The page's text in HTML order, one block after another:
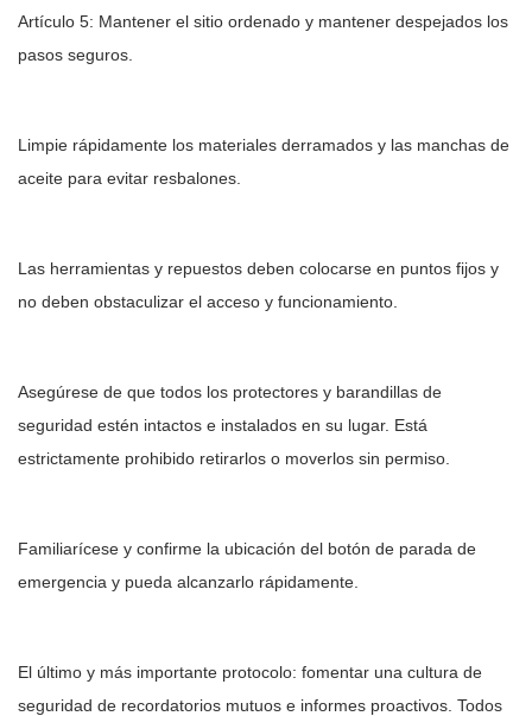
Artículo 5: Mantener el sitio ordenado y mantener despejados los
pasos seguros.
Limpie rápidamente los materiales derramados y las manchas de
aceite para evitar resbalones.
Las herramientas y repuestos deben colocarse en puntos fijos y
no deben obstaculizar el acceso y funcionamiento.
Asegúrese de que todos los protectores y barandillas de
seguridad estén intactos e instalados en su lugar. Está
estrictamente prohibido retirarlos o moverlos sin permiso.
Familiarícese y confirme la ubicación del botón de parada de
emergencia y pueda alcanzarlo rápidamente.
El último y más importante protocolo: fomentar una cultura de
seguridad de recordatorios mutuos e informes proactivos. Todos